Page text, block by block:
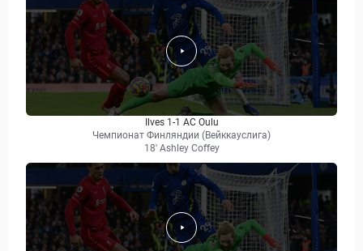
Ilves 1-1 AC Oulu
Чемпионат Финляндии (Вейккауслига)
18' Ashley Coffey